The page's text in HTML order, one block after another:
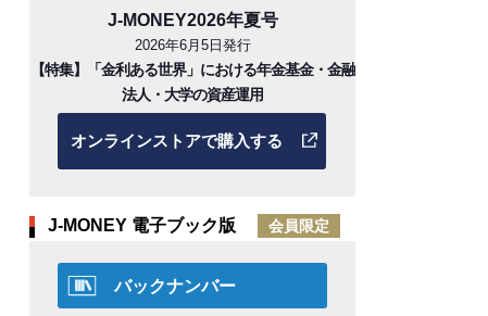
J-MONEY2026年夏号
2026年6月5日発行
【特集】「金利ある世界」における年金基金・金融
法人・大学の資産運用
オンラインストアで購入する
J-MONEY 電子ブック版 会員限定
バックナンバー